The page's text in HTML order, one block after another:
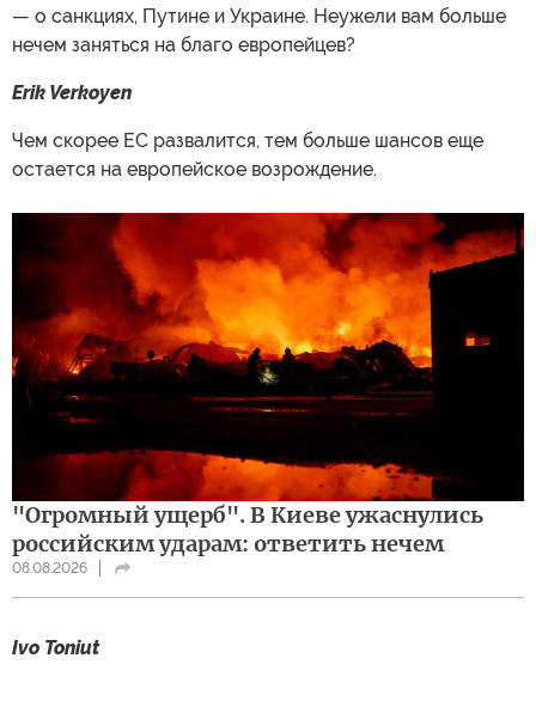
— о санкциях, Путине и Украине. Неужели вам больше
нечем заняться на благо европейцев?
Erik Verkoyen
Чем скорее ЕС развалится, тем больше шансов еще
остается на европейское возрождение.
"Огромный ущерб". В Киеве ужаснулись
российским ударам: ответить нечем
08.08.2026
Ivo Toniut